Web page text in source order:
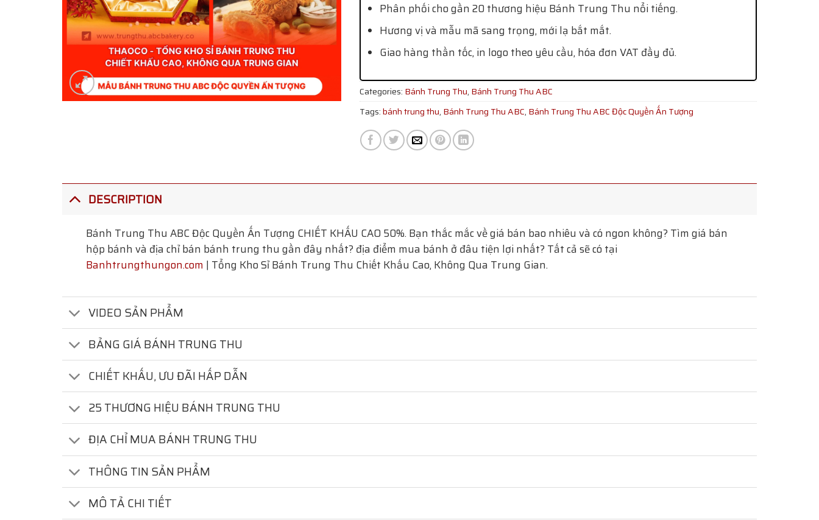
Phân phối cho gần 20 thương hiệu Bánh Trung Thu nổi tiếng.
Hương vị và mẫu mã sang trọng, mới lạ bắt mắt.
Giao hàng thần tốc, in logo theo yêu cầu, hóa đơn VAT đầy đủ.
Categories: Bánh Trung Thu, Bánh Trung Thu ABC
Tags:bánh trung thu, Bánh Trung Thu ABC, Bánh Trung Thu ABC Độc Quyền Ấn Tượng
DESCRIPTION
Bánh Trung Thu ABC Độc Quyền Ấn Tượng CHIẾT KHẤU CAO 50%. Bạn thắc mắc về giá bán bao nhiêu và có ngon không? Tìm giá bán
hộp bánh và địa chỉ bán bánh trung thu gần đây nhất? địa điểm mua bánh ở đâu tiện lợi nhất? Tất cả sẽ có tại
Banhtrungthungon.com | Tổng Kho Sỉ Bánh Trung Thu Chiết Khấu Cao, Không Qua Trung Gian.
VIDEO SẢN PHẨM
BẢNG GIÁ BÁNH TRUNG THU
CHIẾT KHẤU, ƯU ĐÃI HẤP DẪN
25 THƯƠNG HIỆU BÁNH TRUNG THU
ĐỊA CHỈ MUA BÁNH TRUNG THU
THÔNG TIN SẢN PHẨM
MÔ TẢ CHI TIẾT